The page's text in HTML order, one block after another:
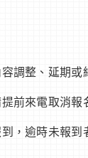
調整、延期
前來電取消
，逾時未報